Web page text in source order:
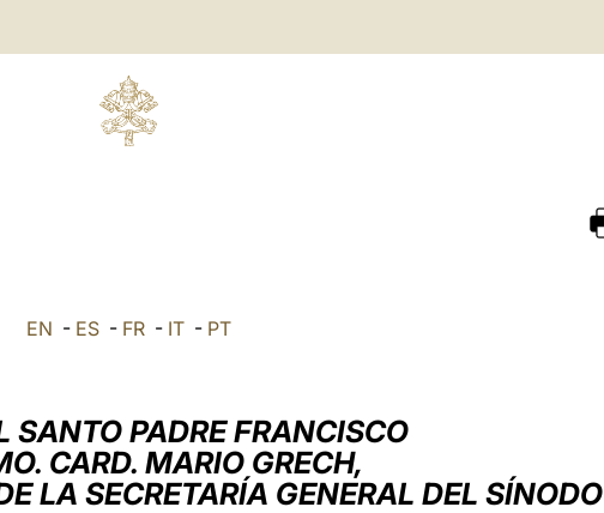
EN - ES- FR- IT- PT
SANTO PADRE FRANCISCO
CARD. MARIO GRECH,
LA SECRETARÍA GENERAL DEL SÍNODO